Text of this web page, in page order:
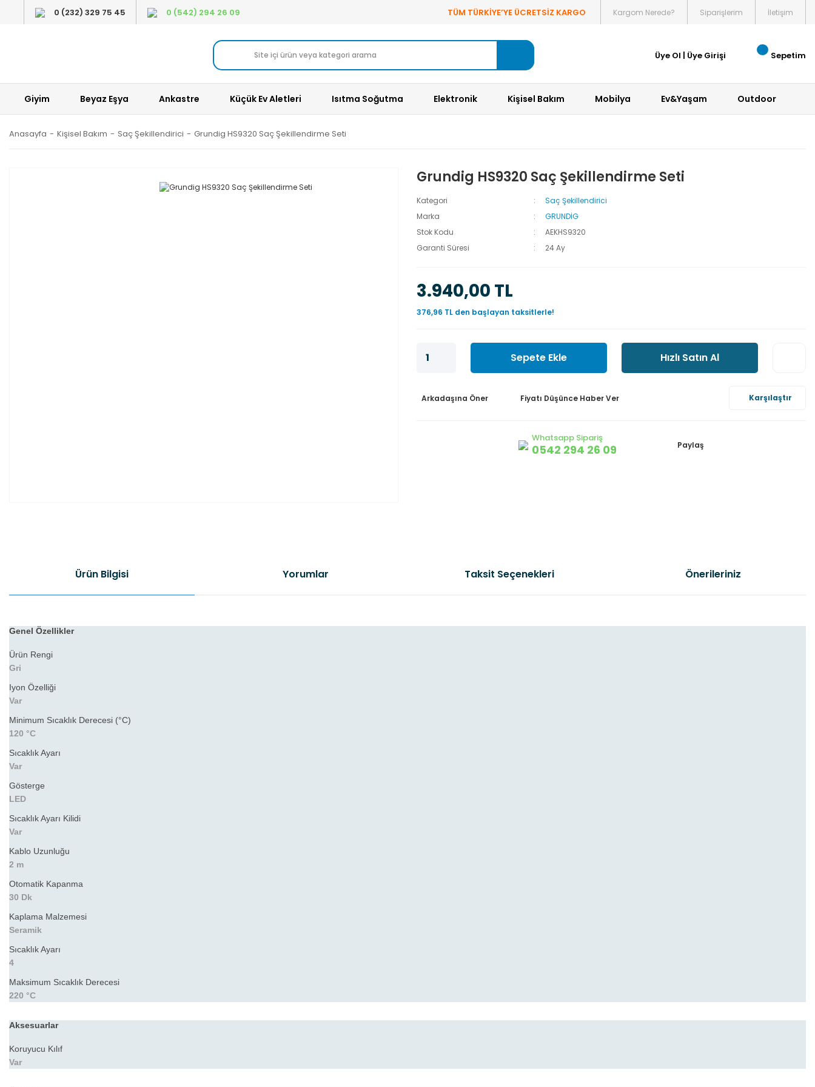
0 (232) 329 75 45 0 (542) 294 26 09 TÜM TÜRKİYE’YE ÜCRETSİZ KARGO Kargom Nerede? Siparişlerim İletişim
Üye Ol | Üye Girişi Sepetim
Giyim Beyaz Eşya Ankastre Küçük Ev Aletleri Isıtma Soğutma Elektronik Kişisel Bakım Mobilya Ev&Yaşam Outdoor
Anasayfa Kişisel Bakım Saç Şekillendirici Grundig HS9320 Saç Şekillendirme Seti
Grundig HS9320 Saç Şekillendirme Seti
Kategori
Saç Şekillendirici
Marka
GRUNDİG
Stok Kodu
AEKHS9320
Garanti Süresi
24 Ay
3.940,00 TL
376,96 TL den başlayan taksitlerle!
Sepete Ekle Hızlı Satın Al
Arkadaşına Öner Fiyatı Düşünce Haber Ver Karşılaştır
Whatsapp Sipariş
0542 294 26 09 Paylaş
Ürün Bilgisi Yorumlar Taksit Seçenekleri Önerileriniz
Genel Özellikler
Ürün Rengi
Gri
Iyon Özelliği
Var
Minimum Sıcaklık Derecesi (°C)
120 °C
Sıcaklık Ayarı
Var
Gösterge
LED
Sıcaklık Ayarı Kilidi
Var
Kablo Uzunluğu
2 m
Otomatik Kapanma
30 Dk
Kaplama Malzemesi
Seramik
Sıcaklık Ayarı
4
Maksimum Sıcaklık Derecesi
220 °C
Aksesuarlar
Koruyucu Kılıf
Var